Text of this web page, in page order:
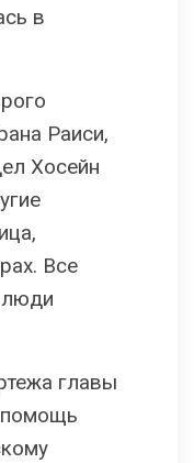
в
Раиси,
Хосейн
Все
люди
главы
помощь